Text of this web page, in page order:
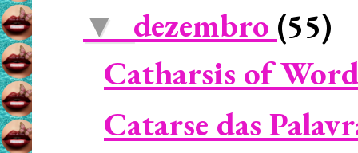
▼ dezembro (55)
Catharsis of
Catarse das